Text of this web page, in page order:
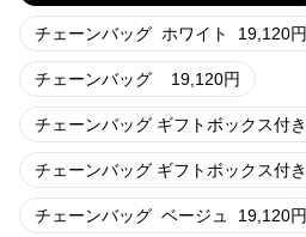
チェーンバッグ ホワイト 19,120円
チェーンバッグ 19,120円
チェーンバッグ ギフトボックス付き
チェーンバッグ ギフトボックス付き
チェーンバッグ ベージュ 19,120円